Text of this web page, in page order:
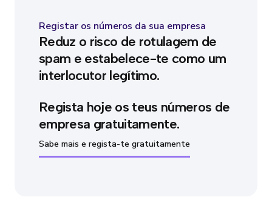
Registar os números da sua empresa
Reduz o risco de rotulagem de
spam e estabelece-te como um
interlocutor legítimo.
Regista hoje os teus números de
empresa gratuitamente.
Sabe mais e regista-te gratuitamente